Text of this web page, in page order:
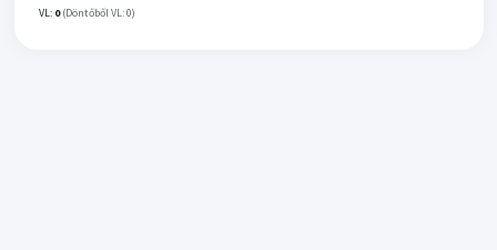
VL: 0 (Döntőből VL: 0)